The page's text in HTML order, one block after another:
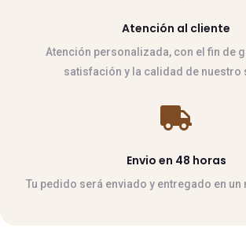
Atención al cliente
Atención personalizada, con el fin de
satisfación y la calidad de nuestro

Envio en 48 horas
Tu pedido será enviado y entregado en un